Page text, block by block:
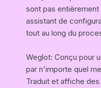
sont pas
assistant de
tout au long du
Weglot: Conçu pour
par n'importe quel
Traduit et affiche